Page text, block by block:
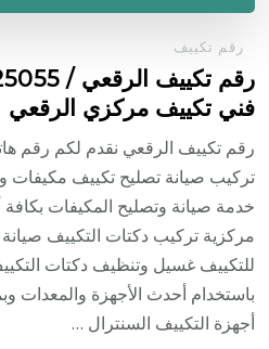
رقم تكييف
فني تكييف مركزي الرقعي
رقم تكييف الرقعي نقدم لكم رقم
تركيب صيانة تصليح تكييف مكيفات
خدمة صيانة وتصليح المكيفات
مركزية تركيب دكتات التكييف
للتكييف غسيل وتنظيف دكتات
باستخدام أحدث الأجهزة والمعدات
أجهزة التكييف السنترال …